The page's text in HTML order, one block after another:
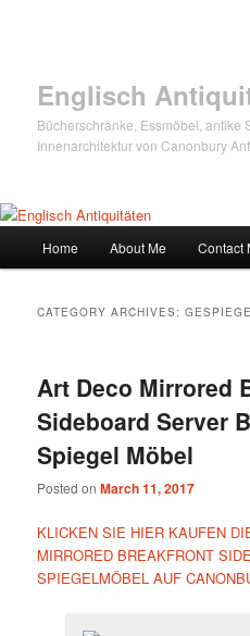
Englisch
Bücherschränke, Essmöbel, antike
Innenarchitektur von Canonbury
Skip
content
Skip
content
Home About Me Contact
CATEGORY ARCHIVES:
Art Deco Mirrored
Sideboard Server
Spiegel Möbel
Posted onMarch 11, 2017
KLICKEN SIE HIER KAUFEN
MIRRORED BREAKFRONT
SPIEGELMÖBEL AUF